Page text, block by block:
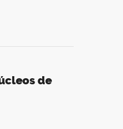
de